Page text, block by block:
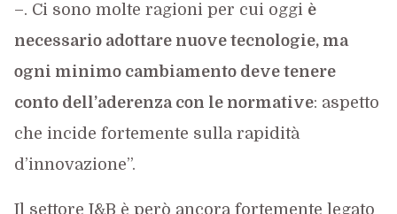
–. Ci sono molte ragioni per cui oggi è
necessario adottare nuove tecnologie, ma
ogni minimo cambiamento deve tenere
conto dell’aderenza con le normative: aspetto
che incide fortemente sulla rapidità
d’innovazione”.
Il settore I&B è però ancora fortemente legato